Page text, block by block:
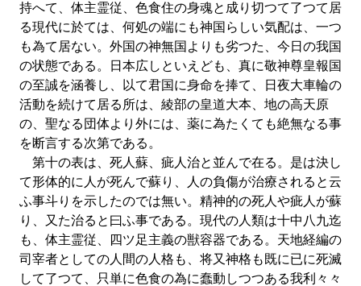
持へて、体主霊従、色食住の身魂と成り切つて了つて居
る現代に於ては、何処の端にも神国らしい気配は、一つ
も為て居ない。外国の神無国よりも劣つた、今日の我国
の状態である。日本広しといえども、真に敬神尊皇報国
の至誠を涵養し、以て君国に身命を捧て、日夜大車輪の
活動を続けて居る所は、綾部の皇道大本、地の高天原
の、聖なる団体より外には、薬に為たくても絶無なる事
を断言する次第である。
第十の表は、死人蘇、疵人治と並んで在る。是は決し
て形体的に人が死んで蘇り、人の負傷が治療されると云
ふ事斗りを示したのでは無い。精神的の死人や疵人が蘇
り、又た治ると曰ふ事である。現代の人類は十中八九迄
も、体主霊従、四ツ足主義の獣容器である。天地経編の
司宰者としての人間の人格も、将又神格も既に已に死滅
して了つて、只単に色食の為に蠢動しつつある我利々々